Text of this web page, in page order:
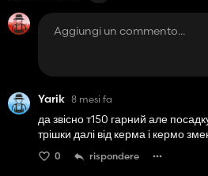
Yarik 8 mesi fa
да звісно т150 гарний але
трішки далі від керма і кермо
0 rispondere